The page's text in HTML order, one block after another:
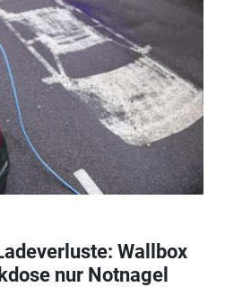
Wallbox
nur Notnagel